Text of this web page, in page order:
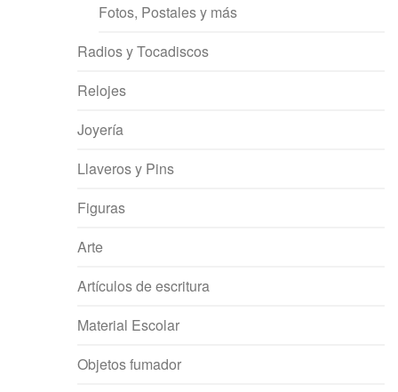
Fotos, Postales y más
Radios y Tocadiscos
Relojes
Joyería
Llaveros y Pins
Figuras
Arte
Artículos de escritura
Material Escolar
Objetos fumador